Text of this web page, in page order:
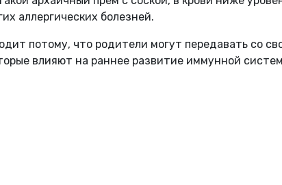
аллергических болезней.
потому, что родители могут передавать со
влияют на раннее развитие иммунной